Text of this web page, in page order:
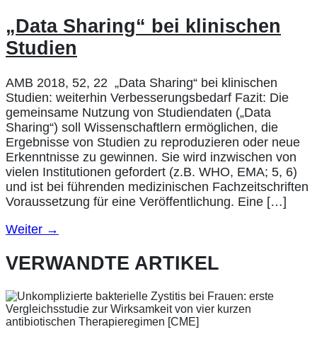
„Data Sharing“ bei klinischen
Studien
AMB 2018, 52, 22 „Data Sharing“ bei klinischen
Studien: weiterhin Verbesserungsbedarf Fazit: Die
gemeinsame Nutzung von Studiendaten („Data
Sharing“) soll Wissenschaftlern ermöglichen, die
Ergebnisse von Studien zu reproduzieren oder neue
Erkenntnisse zu gewinnen. Sie wird inzwischen von
vielen Institutionen gefordert (z.B. WHO, EMA; 5, 6)
und ist bei führenden medizinischen Fachzeitschriften
Voraussetzung für eine Veröffentlichung. Eine […]
Weiter →
VERWANDTE ARTIKEL